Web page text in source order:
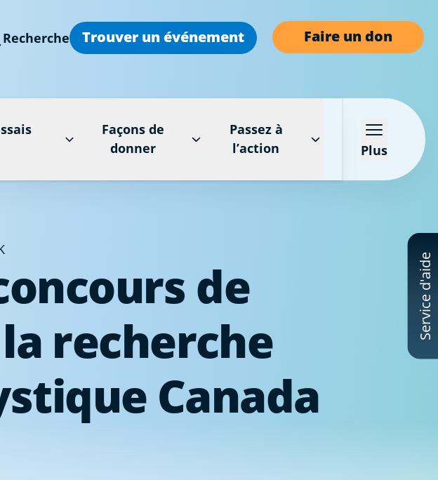
Faire un don
Service d'aide
Recherche Trouver un événement
Façons de
donner
Passez à
l’action
Plus
de
recherche
Canada